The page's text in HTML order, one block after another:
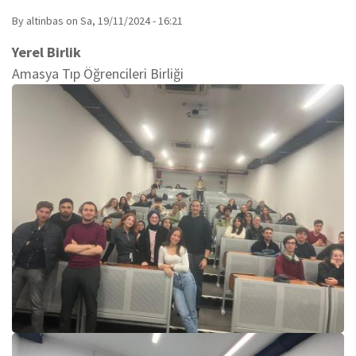
By altinbas on Sa, 19/11/2024 - 16:21
Yerel Birlik
Amasya Tıp Öğrencileri Birliği